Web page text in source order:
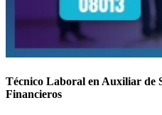
Técnico Laboral en Auxiliar de
Financieros